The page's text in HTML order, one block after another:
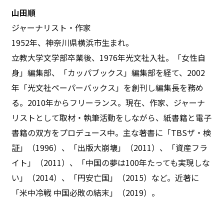
山田順
ジャーナリスト・作家
1952年、神奈川県横浜市生まれ。
立教大学文学部卒業後、1976年光文社入社。「女性自
身」編集部、「カッパブックス」編集部を経て、2002
年「光文社ペーパーバックス」を創刊し編集長を務め
る。2010年からフリーランス。現在、作家、ジャーナ
リストとして取材・執筆活動をしながら、紙書籍と電子
書籍の双方をプロデュース中。主な著書に「TBSザ・検
証」（1996）、「出版大崩壊」（2011）、「資産フラ
イト」（2011）、「中国の夢は100年たっても実現しな
い」（2014）、「円安亡国」（2015）など。近著に
「米中冷戦 中国必敗の結末」（2019）。